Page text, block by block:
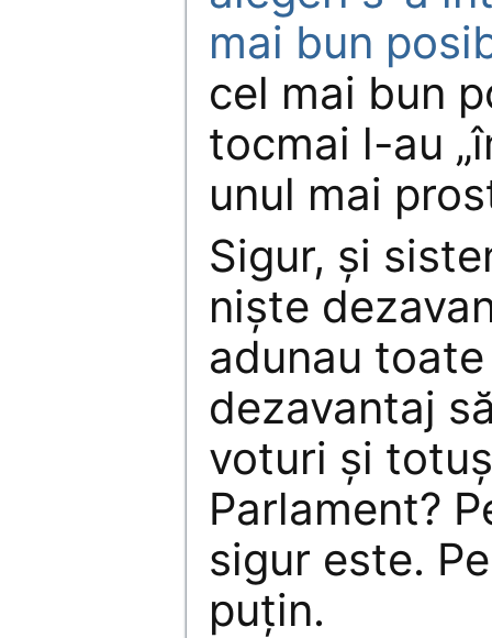
mai bun
cel mai bun
tocmai l-au
unul mai
Sigur, şi
nişte
adunau
dezavantaj
voturi şi
Parlament?
sigur este.
puţin.